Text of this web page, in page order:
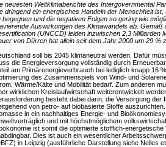
neuesten Weltklimaberichte des Intergovernmental
dringend ein energisches Handeln der Menschheit
begegnen und die negativen Folgen so gering wie
Auswirkungen des Klimawandels ab.
(UNCCD) leiden inzwischen 2,3 Milliarden
von Dürren hat allein seit dem Jahr 2000 um 29 %
soll bis 2045 klimaneutral werden. Dafür
die Energieversorgung vollständig durch
am Primärenergieverbrauch bei lediglich knapp 16
des Zusammenspiels von Wind- und
Wärme/Kälte und Mobilität bedarf. Zum anderen
wirklichen Kreislaufwirtschaft weiterentwickelt
besteht dabei darin, die Versorgung
von petro- auf biobasierte Stoffe
in ein nachhaltiges Energie- und
und mit höchstmöglichem
ist somit die optimierte stofflich-
Dies ist auch ein wesentlicher
in Leipzig (ausführliche Darstellung siehe Nelles et